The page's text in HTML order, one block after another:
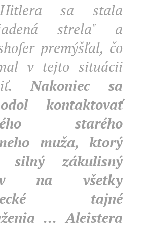
sa stala
strela" a
premýšľal, čo
v tejto situácii
Nakoniec sa
kontaktovať
starého
muža, ktorý
silný zákulisný
na všetky
tajné
... Aleistera